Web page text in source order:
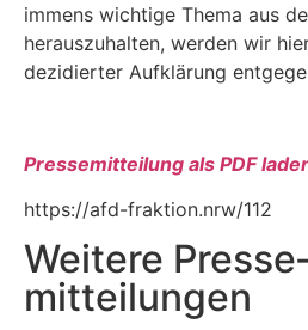
immens wichtige Thema aus
herauszuhalten, werden wir
dezidierter Aufklärung
Pressemitteilung als PDF
https://afd-fraktion.nrw/112
Weitere
mitteilungen